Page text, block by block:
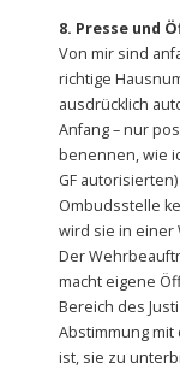
8. Presse und
Von mir sind
richtige
ausdrücklich
Anfang – nur
benennen, wie
GF
Ombudsstelle
wird sie in einer
Der
macht eigene
Bereich des
Abstimmung mit
ist, sie zu